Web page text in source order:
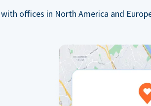
offices in North America and